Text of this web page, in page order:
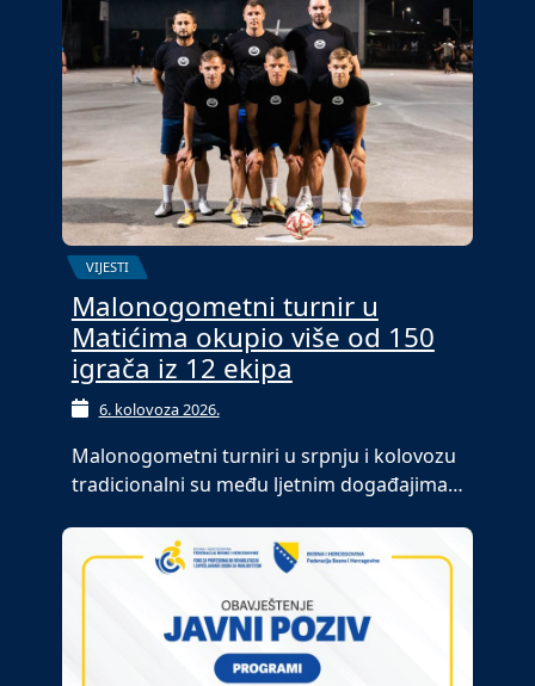
VIJESTI
Malonogometni turnir u
Matićima okupio više od 150
igrača iz 12 ekipa
6. kolovoza 2026.
Malonogometni turniri u srpnju i kolovozu
tradicionalni su među ljetnim događajima…